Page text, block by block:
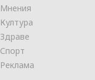
Мнения
Култура
Здраве
Спорт
Реклама